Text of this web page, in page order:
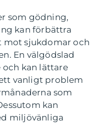
som gödning,
kan förbättra
mot sjukdomar och
En välgödslad
kan lättare
vanligt problem
som
kan
miljövänliga